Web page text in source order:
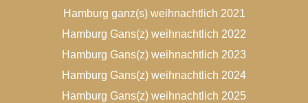
Hamburg ganz(s) weihnachtlich 2021
Hamburg Gans(z) weihnachtlich 2022
Hamburg Gans(z) weihnachtlich 2023
Hamburg Gans(z) weihnachtlich 2024
Hamburg Gans(z) weihnachtlich 2025